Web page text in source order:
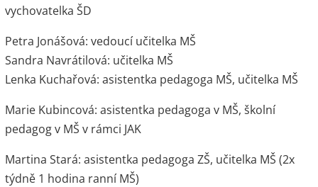
vychovatelka ŠD
Petra Jonášová: vedoucí učitelka MŠ
Sandra Navrátilová: učitelka MŠ
Lenka Kuchařová: asistentka pedagoga MŠ, učitelka MŠ
Marie Kubincová: asistentka pedagoga v MŠ, školní
pedagog v MŠ v rámci JAK
Martina Stará: asistentka pedagoga ZŠ, učitelka MŠ (2x
týdně 1 hodina ranní MŠ)